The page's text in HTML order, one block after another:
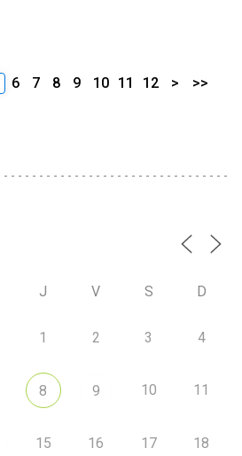
6 7 8 9 10 11 12 > >>
J V S D
1 2 3 4
8 9 10 11
15 16 17 18